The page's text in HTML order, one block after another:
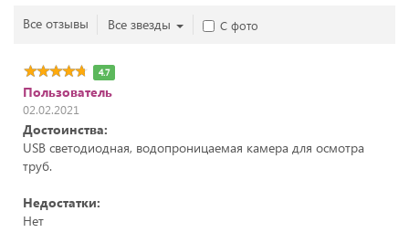
Все отзывы Все звезды С фото
4.7
Пользователь
02.02.2021
Достоинства:
USB светодиодная, водопроницаемая камера для осмотра
труб.
Недостатки:
Нет